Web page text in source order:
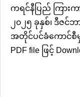
ကရင်နီပြည် ကြား
၂၀၂၅ ခုနှစ်၊ ဒီဇ
အတိုင်ပင်ခံကောင်စီ
PDF file ဖြင့်